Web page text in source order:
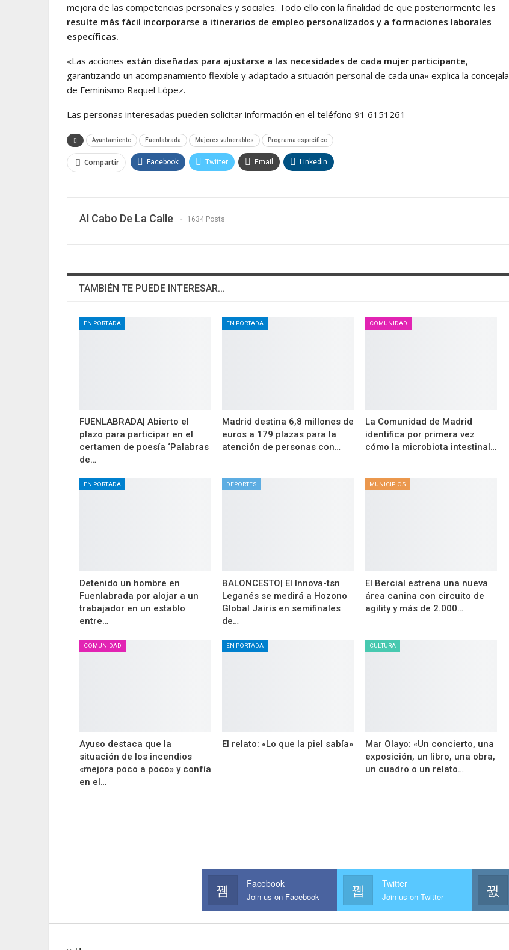
mejora de las competencias personales y sociales. Todo ello con la finalidad de que posteriormente les
resulte más fácil incorporarse a itinerarios de empleo personalizados y a formaciones laborales
específicas.
«Las acciones están diseñadas para ajustarse a las necesidades de cada mujer participante,
garantizando un acompañamiento flexible y adaptado a situación personal de cada una» explica la concejala
de Feminismo Raquel López.
Las personas interesadas pueden solicitar información en el teléfono 91 6151261
Ayuntamiento Fuenlabrada Mujeres vulnerables Programa específico
Compartir Facebook Twitter Email Linkedin
Al Cabo De La Calle 1634 Posts
TAMBIÉN TE PUEDE INTERESAR...
EN PORTADA
FUENLABRADA| Abierto el
plazo para participar en el
certamen de poesía ‘Palabras
de…
EN PORTADA
Madrid destina 6,8 millones de
euros a 179 plazas para la
atención de personas con…
COMUNIDAD
La Comunidad de Madrid
identifica por primera vez
cómo la microbiota intestinal…
EN PORTADA
Detenido un hombre en
Fuenlabrada por alojar a un
trabajador en un establo
entre…
DEPORTES
BALONCESTO| El Innova-tsn
Leganés se medirá a Hozono
Global Jairis en semifinales
de…
MUNICIPIOS
El Bercial estrena una nueva
área canina con circuito de
agility y más de 2.000…
COMUNIDAD
Ayuso destaca que la
situación de los incendios
«mejora poco a poco» y confía
en el…
EN PORTADA
El relato: «Lo que la piel sabía»
CULTURA
Mar Olayo: «Un concierto, una
exposición, un libro, una obra,
un cuadro o un relato…
Facebook
Join us on Facebook
Twitter
Join us on Twitter